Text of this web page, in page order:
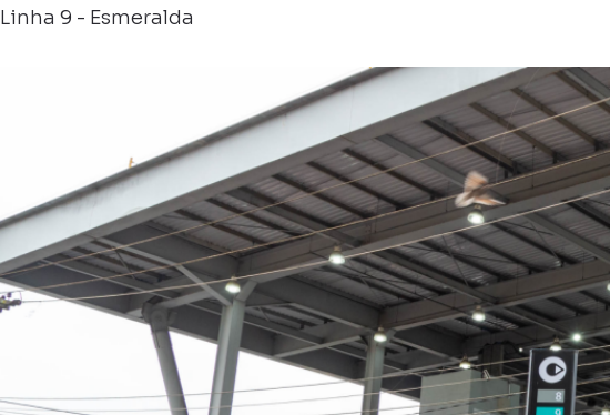
Notícias
Central de ajuda
Linha 9 - Esmeralda